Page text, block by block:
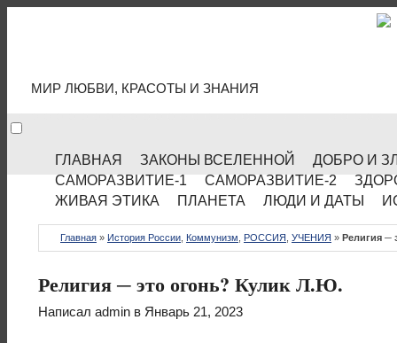
МИР ЛЮБВИ, КРАСОТЫ И ЗНАНИЯ
ГЛАВНАЯ ЗАКОНЫ ВСЕЛЕННОЙ
ДОБРО И
САМОРАЗВИТИЕ-1
САМОРАЗВИТИЕ-2
ЖИВАЯ ЭТИКА
ПЛАНЕТА ЛЮДИ И ДАТЫ
Главная » История России Коммунизм РОССИЯ УЧЕНИЯ » Религия ─
Религия ─ это огонь? Кулик Л.Ю.
Написал admin в Январь 21, 2023